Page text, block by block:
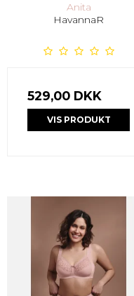
Anita
HavannaR
529,00 DKK
VIS PRODUKT